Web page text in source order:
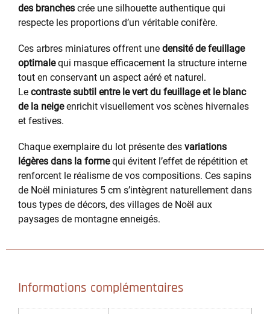
des branches crée une silhouette authentique qui
respecte les proportions d’un véritable conifère.
Ces arbres miniatures offrent une densité de feuillage
optimalequi masque efficacement la structure interne
tout en conservant un aspect aéré et naturel.
Le contraste subtil entre le vert du feuillage et le blanc
de la neigeenrichit visuellement vos scènes hivernales
et festives.
Chaque exemplaire du lot présente des variations
légères dans la formequi évitent l’effet de répétition et
renforcent le réalisme de vos compositions. Ces sapins
de Noël miniatures 5 cm s’intègrent naturellement dans
tous types de décors, des villages de Noël aux
paysages de montagne enneigés.
Informations complémentaires